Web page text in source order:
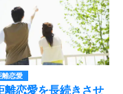
離恋愛
離恋愛を長続きさせ